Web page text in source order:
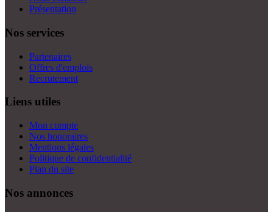
Présentation
Nos services
Partenaires
Offres d'emplois
Recrutement
Liens utiles
Mon compte
Nos honoraires
Mentions légales
Politique de confidentialité
Plan du site
Nos annonces